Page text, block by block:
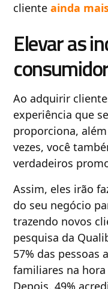
clienteainda
Elevar as
Ao adquirir
experiência que
proporciona,
vezes, você
verdadeiros
Assim, eles irão
do seu negócio
trazendo novos
pesquisa da
57% das pessoas
familiares na
Depois, 49%